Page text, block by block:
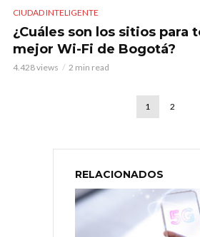
CIUDAD INTELIGENTE
¿Cuáles son los sitios para
mejor Wi-Fi de Bogotá?
4.428 views 2 min read
1 2
RELACIONADOS